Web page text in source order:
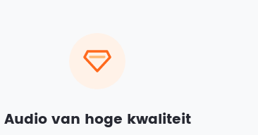
Audio van hoge kwaliteit